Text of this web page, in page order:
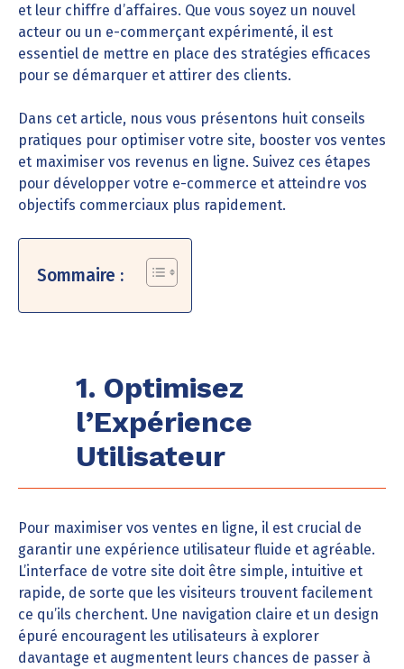
et leur chiffre d’affaires. Que vous soyez un nouvel
acteur ou un e-commerçant expérimenté, il est
essentiel de mettre en place des stratégies efficaces
pour se démarquer et attirer des clients.
Dans cet article, nous vous présentons huit conseils
pratiques pour optimiser votre site, booster vos ventes
et maximiser vos revenus en ligne. Suivez ces étapes
pour développer votre e-commerce et atteindre vos
objectifs commerciaux plus rapidement.
Sommaire :
1. Optimisez
l’Expérience
Utilisateur
Pour maximiser vos ventes en ligne, il est crucial de
garantir une expérience utilisateur fluide et agréable.
L’interface de votre site doit être simple, intuitive et
rapide, de sorte que les visiteurs trouvent facilement
ce qu’ils cherchent. Une navigation claire et un design
épuré encouragent les utilisateurs à explorer
davantage et augmentent leurs chances de passer à